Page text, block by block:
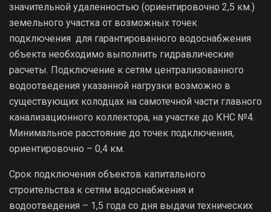
значительной удаленностью (ориентировочно 2,5 км.)
земельного участка от возможных точек
подключения для гарантированного водоснабжения
объекта необходимо выполнить гидравлические
расчеты. Подключение к сетям централизованного
водоотведения указанной нагрузки возможно в
существующих колодцах на самотечной части главного
канализационного коллектора, на участке до КНС №4.
Минимальное расстояние до точек подключения,
ориентировочно – 0,4 км.
Срок подключения объектов капитального
строительства к сетям водоснабжения и
водоотведения – 1,5 года со дня выдачи технических